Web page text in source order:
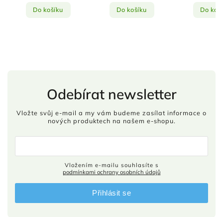
Do košíku Do košíku Do
Odebírat newsletter
Vložte svůj e-mail a my vám budeme zasílat informace o
nových produktech na našem e-shopu.
podmínkami ochrany osobních údajů
Přihlásit se